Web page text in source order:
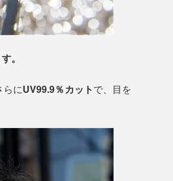
。
らにUV99.9％カットで、目を